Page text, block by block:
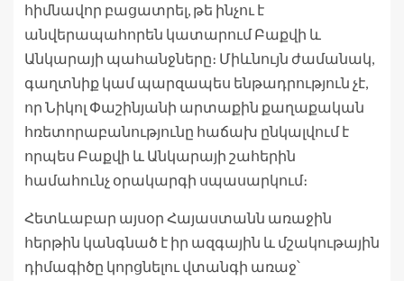
հիմնավոր բացատրել, թե ինչու է
անվերապահորեն կատարում Բաքվի և
Անկարայի պահանջները։ Միևնույն ժամանակ,
գաղտնիք կամ պարզապես ենթադրություն չէ,
որ Նիկոլ Փաշինյանի արտաքին քաղաքական
հռետորաբանությունը հաճախ ընկալվում է
որպես Բաքվի և Անկարայի շահերին
համահունչ օրակարգի սպասարկում։
Հետևաբար այսօր Հայաստանն առաջին
հերթին կանգնած է իր ազգային և մշակութային
դիմագիծը կորցնելու վտանգի առաջ՝